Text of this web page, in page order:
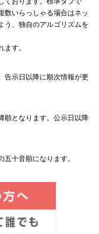
数いらっしゃる場合はネッ
う、独自のアルゴリズムを
す。
告示日以降に順次情報が更
順となります。公示日以降
十音順になります。